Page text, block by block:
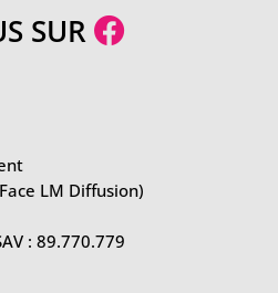
SUR
LM Diffusion)
: 89.770.779